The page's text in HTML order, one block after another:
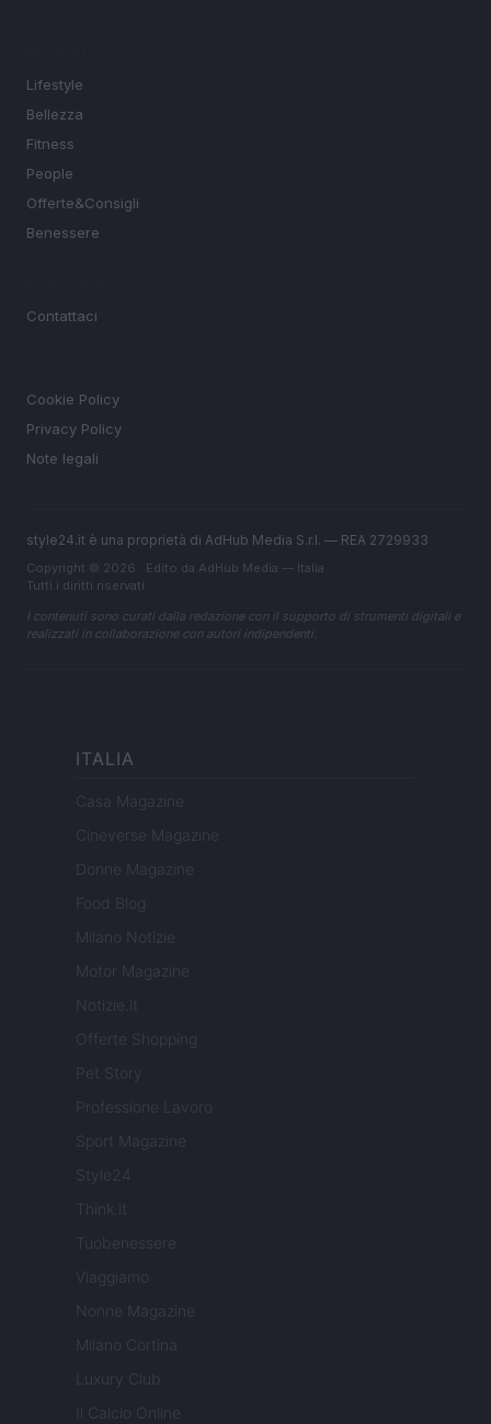
Lifestyle
Bellezza
Fitness
People
Offerte&Consigli
Benessere
Contattaci
Cookie Policy
Privacy Policy
Note legali
style24.it è una proprietà di AdHub Media S.r.l. — REA 2729933
Copyright © 2026 · Edito da AdHub Media — Italia
Tutti i diritti riservati
I contenuti sono curati dalla redazione con il supporto di strumenti digitali e
realizzati in collaborazione con autori indipendenti.
ITALIA
Casa Magazine
Cineverse Magazine
Donne Magazine
Food Blog
Milano Notizie
Motor Magazine
Notizie.it
Offerte Shopping
Pet Story
Professione Lavoro
Sport Magazine
Style24
Think.it
Tuobenessere
Viaggiamo
Nonne Magazine
Milano Cortina
Luxury Club
Il Calcio Online